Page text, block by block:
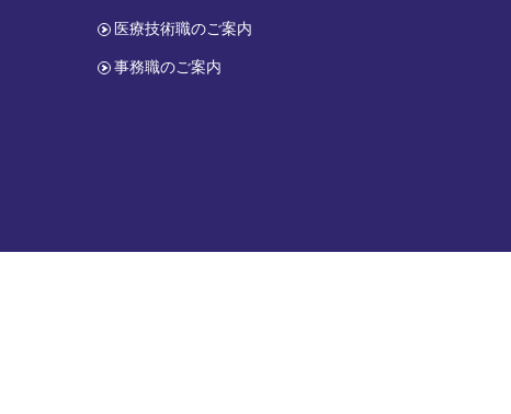
医療技術職のご案内
事務職のご案内